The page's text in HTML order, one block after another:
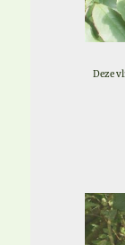
Deze